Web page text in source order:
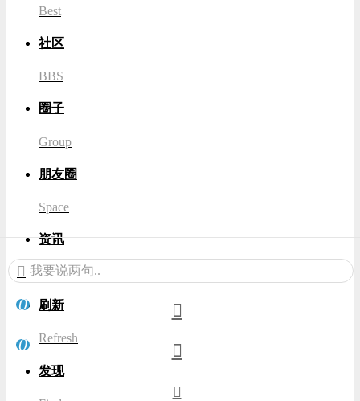
我要说两句..
0
0
Best
社区
BBS
圈子
Group
朋友圈
Space
资讯
News
刷新
Refresh
发现